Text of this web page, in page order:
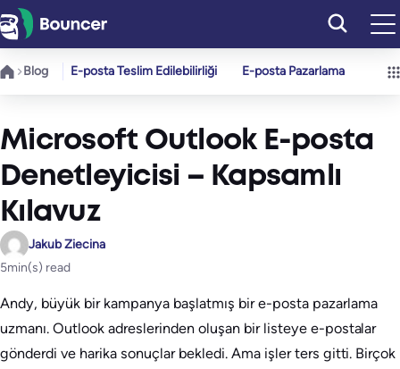
İçeriğe
geç
Blog E-posta Teslim Edilebilirliği E-posta Pazarlama
Microsoft Outlook E-posta
Denetleyicisi – Kapsamlı
Kılavuz
Jakub Ziecina
5min(s) read
Andy, büyük bir kampanya başlatmış bir e-posta pazarlama
uzmanı. Outlook adreslerinden oluşan bir listeye e-postalar
gönderdi ve harika sonuçlar bekledi. Ama işler ters gitti. Birçok